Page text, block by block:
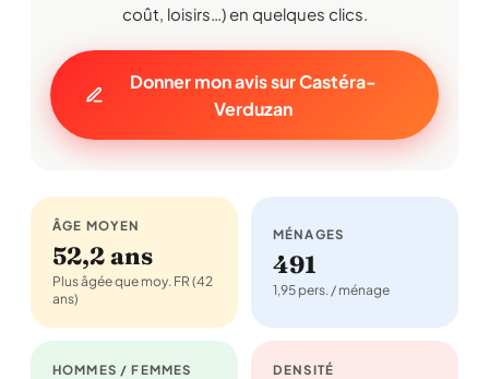
coût, loisirs…) en quelques clics.
Donner mon avis sur Castéra-
Verduzan
ÂGE MOYEN
52,2 ans
Plus âgée que moy. FR (42
ans)
MÉNAGES
491
1,95 pers. / ménage
HOMMES / FEMMES DENSITÉ